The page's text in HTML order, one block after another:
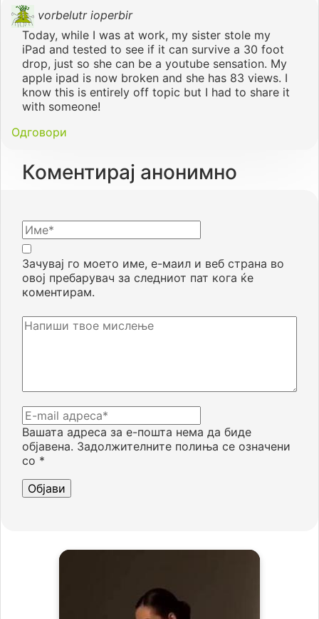
vorbelutr ioperbir
Today, while I was at work, my sister stole my
iPad and tested to see if it can survive a 30 foot
drop, just so she can be a youtube sensation. My
apple ipad is now broken and she has 83 views. I
know this is entirely off topic but I had to share it
with someone!
Одговори
Коментирај анонимно
Вашата адреса за е-пошта нема да биде
објавена. Задолжителните полиња се означени
со *
Зачувај го моето име, е-маил и веб страна во
овој пребарувач за следниот пат кога ќе
коментирам.